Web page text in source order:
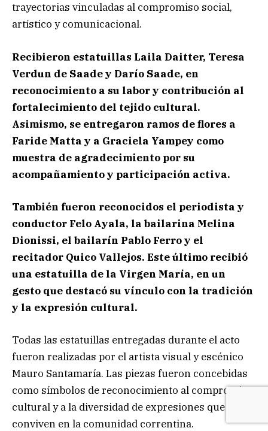
trayectorias vinculadas al compromiso social,
artístico y comunicacional.
Recibieron estatuillas Laila Daitter, Teresa
Verdun de Saade y Darío Saade, en
reconocimiento a su labor y contribución al
fortalecimiento del tejido cultural.
Asimismo, se entregaron ramos de flores a
Faride Matta y a Graciela Yampey como
muestra de agradecimiento por su
acompañamiento y participación activa.
También fueron reconocidos el periodista y
conductor Felo Ayala, la bailarina Melina
Dionissi, el bailarín Pablo Ferro y el
recitador Quico Vallejos. Este último recibió
una estatuilla de la Virgen María, en un
gesto que destacó su vínculo con la tradición
y la expresión cultural.
Todas las estatuillas entregadas durante el acto
fueron realizadas por el artista visual y escénico
Mauro Santamaría. Las piezas fueron concebidas
como símbolos de reconocimiento al compromiso
cultural y a la diversidad de expresiones que
conviven en la comunidad correntina.